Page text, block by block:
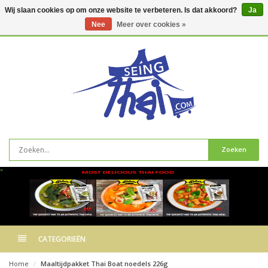
Zoeken
"
CATEGORIEËN
Home Maaltijdpakket Thai Boat noedels 226g
Wij slaan cookies op om onze website te verbeteren. Is dat akkoord?
Ja
Nee
Meer over cookies »